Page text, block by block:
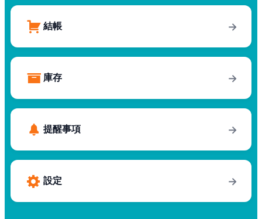
結帳 →
庫存 →
提醒事項 →
設定 →